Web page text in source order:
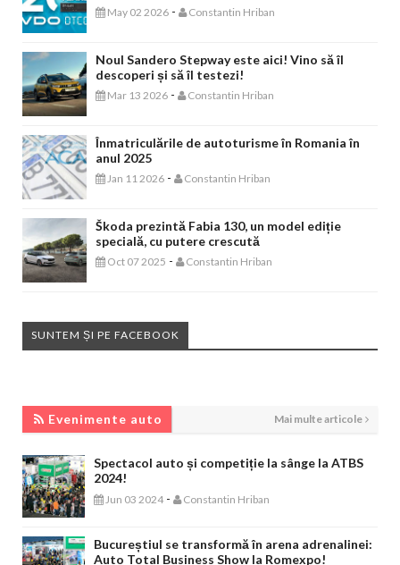
May 02 2026 - Constantin Hriban
Noul Sandero Stepway este aici! Vino să îl
descoperi și să îl testezi!
Mar 13 2026 - Constantin Hriban
Înmatriculările de autoturisme în Romania în
anul 2025
Jan 11 2026 - Constantin Hriban
Škoda prezintă Fabia 130, un model ediție
specială, cu putere crescută
Oct 07 2025 - Constantin Hriban
SUNTEM ȘI PE FACEBOOK
Evenimente auto Mai multe articole
Spectacol auto și competiție la sânge la ATBS
2024!
Jun 03 2024 - Constantin Hriban
Bucureștiul se transformă în arena adrenalinei:
Auto Total Business Show la Romexpo!